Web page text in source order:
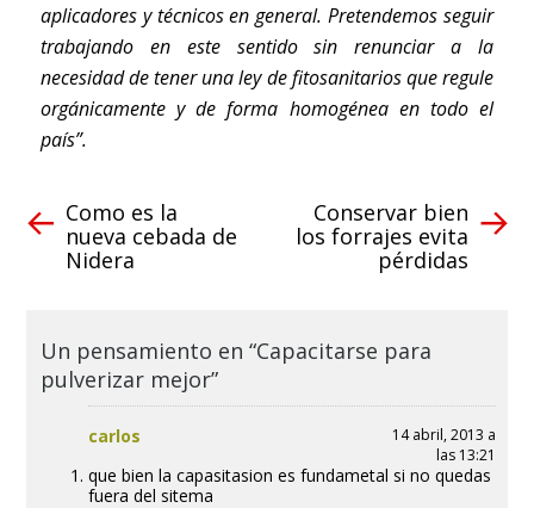
aplicadores y técnicos en general. Pretendemos seguir
trabajando en este sentido sin renunciar a la
necesidad de tener una ley de fitosanitarios que regule
orgánicamente y de forma homogénea en todo el
país”.
Como es la
nueva cebada de
Nidera
Conservar bien
los forrajes evita
pérdidas
Un pensamiento en “Capacitarse para
pulverizar mejor”
carlos
14 abril, 2013 a
las 13:21
que bien la capasitasion es fundametal si no quedas
fuera del sitema